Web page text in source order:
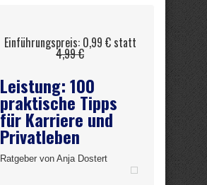
Einführungspreis: 0,99 € statt
4,99 €
Leistung: 100
praktische Tipps
für Karriere und
Privatleben
Ratgeber von Anja Dostert